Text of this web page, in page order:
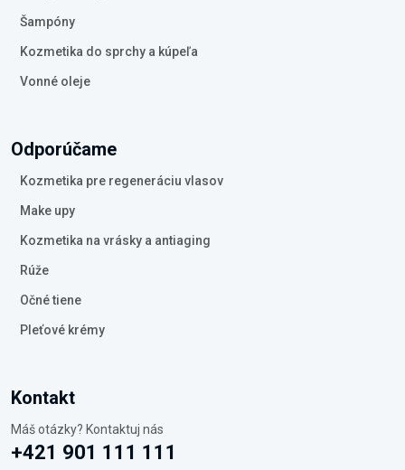
Šampóny
Kozmetika do sprchy a kúpeľa
Vonné oleje
Odporúčame
Kozmetika pre regeneráciu vlasov
Make upy
Kozmetika na vrásky a antiaging
Rúže
Očné tiene
Pleťové krémy
Kontakt
Máš otázky? Kontaktuj nás
+421 901 111 111